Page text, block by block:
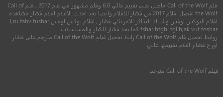
8.3
فلم Call of the Wolf حاصل على تقييم عالي 6.0 وفلم مشهور في عام 2017 , فلم Call of
the Wolf افضل افلام 2017 من فشار للافلام وايضا تجد احدث الافلام افلام فشار مشاهده
افلام البوكس اوفس وشباك التذاكر الامريكي فشار , افلام بوكس اوفس l,ru tahv fushar
fshar htghl tgl h;ak vuf foshar كما تجد فشار للكبار والمسلسلات
روابط تحميل فلم Call of the Wolf رابط تحميل فيلم Call of the Wolf مترجم على فشار
اورج فشاار افلام تقييمها عالي
فيلم Call of the Wolfمترجم